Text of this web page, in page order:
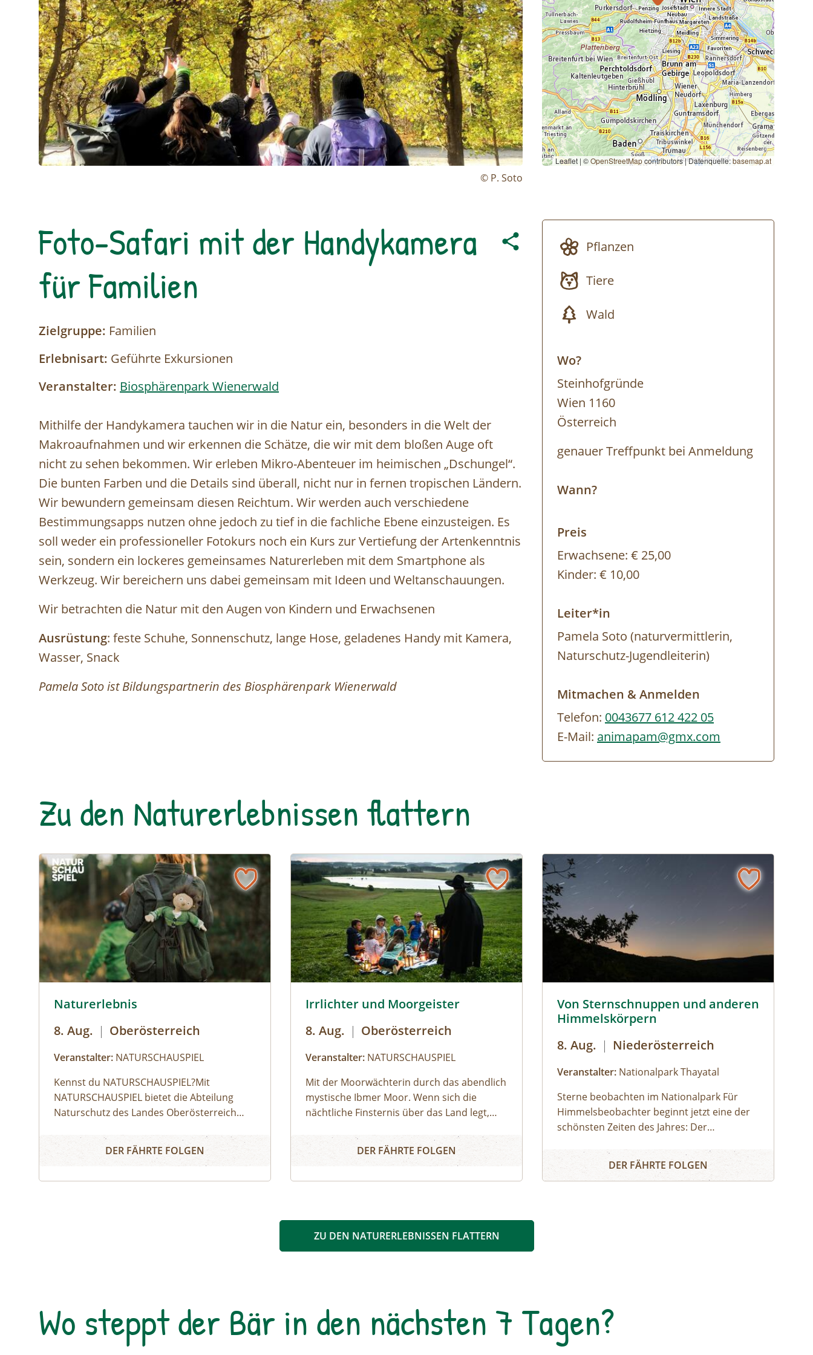
© P. Soto
Leaflet | ©OpenStreetMapcontributors|Datenquelle:basemap.at
Foto-Safari mit der Handykamera
für Familien
Zielgruppe: Familien
Erlebnisart: Geführte Exkursionen
Veranstalter: Biosphärenpark Wienerwald
Mithilfe der Handykamera tauchen wir in die Natur ein, besonders in die Welt der
Makroaufnahmen und wir erkennen die Schätze, die wir mit dem bloßen Auge oft
nicht zu sehen bekommen. Wir erleben Mikro-Abenteuer im heimischen „Dschungel“.
Die bunten Farben und die Details sind überall, nicht nur in fernen tropischen Ländern.
Wir bewundern gemeinsam diesen Reichtum. Wir werden auch verschiedene
Bestimmungsapps nutzen ohne jedoch zu tief in die fachliche Ebene einzusteigen. Es
soll weder ein professioneller Fotokurs noch ein Kurs zur Vertiefung der Artenkenntnis
sein, sondern ein lockeres gemeinsames Naturerleben mit dem Smartphone als
Werkzeug. Wir bereichern uns dabei gemeinsam mit Ideen und Weltanschauungen.
Wir betrachten die Natur mit den Augen von Kindern und Erwachsenen
Ausrüstung: feste Schuhe, Sonnenschutz, lange Hose, geladenes Handy mit Kamera,
Wasser, Snack
Pamela Soto ist Bildungspartnerin des Biosphärenpark Wienerwald
Pflanzen
Tiere
Wald
Wo?
Steinhofgründe
Wien 1160
Österreich
genauer Treffpunkt bei Anmeldung
Wann?
Preis
Erwachsene: € 25,00
Kinder: € 10,00
Leiter*in
Pamela Soto (naturvermittlerin,
Naturschutz-Jugendleiterin)
Mitmachen & Anmelden
Telefon: 0043677 612 422 05
E-Mail: animapam@gmx.com
Zu den Naturerlebnissen flattern
Naturerlebnis
8. Aug. | Oberösterreich
Veranstalter: NATURSCHAUSPIEL
Kennst du NATURSCHAUSPIEL?⁠Mit
NATURSCHAUSPIEL bietet die Abteilung
Naturschutz des Landes Oberösterreich
gleichzeitig Wissen über den Wert und den
Schutz der Natur vermitteln. ⁠⁠Finde dein
Terminen durchgeführt werden. ⁠
Naturerlebnis
DER FÄHRTE FOLGEN
Irrlichter und Moorgeister
8. Aug. | Oberösterreich
Veranstalter: NATURSCHAUSPIEL
Mit der Moorwächterin durch das abendlich
mystische Ibmer Moor. Wenn sich die
nächtliche Finsternis über das Land legt,
diesem größten Moorkomplex Österreichs
finden seltene Tiere und Pflanzen ideale
sagenumwobenen Urlandschaft und
ergründen so manches
Moorgeheimnis.Infos und Buchung:
Irrlichter und Moorgeister
DER FÄHRTE FOLGEN
Von Sternschnuppen und anderen
Himmelskörpern
8. Aug. | Niederösterreich
Veranstalter: Nationalpark Thayatal
Sterne beobachten im Nationalpark Für
Himmelsbeobachter beginnt jetzt eine der
schönsten Zeiten des Jahres: Der
und verspricht wieder ein beeindruckendes
Schauspiel am Nachthimmel. Wer in den
lassen Sie sich von den 'Tränen des
Laurentius', wie die Sternschnuppen auch
im Volksmund genannt werden, verzaubern.
Von Sternschnuppen und anderen Himmelskörpern
DER FÄHRTE FOLGEN
ZU DEN NATURERLEBNISSEN FLATTERN
Wo steppt der Bär in den nächsten 7 Tagen?